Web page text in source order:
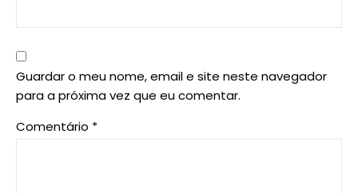
Guardar o meu nome, email e site neste navegador
para a próxima vez que eu comentar.
Comentário *